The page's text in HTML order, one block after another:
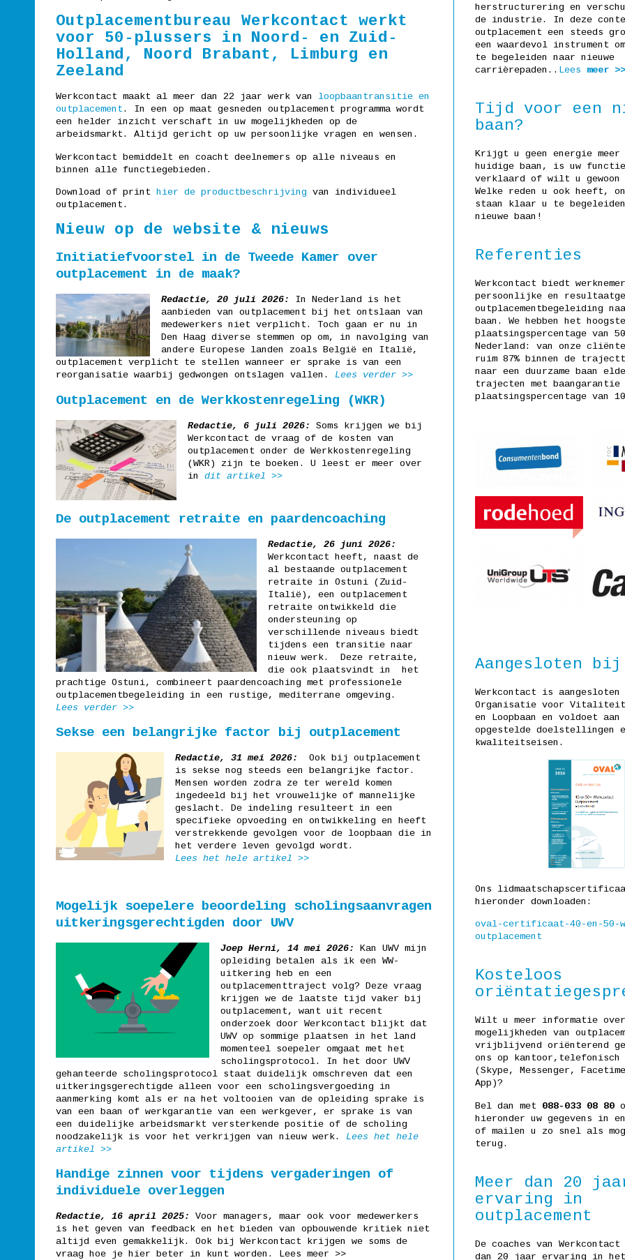
Outplacementbureau Werkcontact werkt
voor 50-plussers in Noord- en Zuid-
Holland, Noord Brabant, Limburg en
Zeeland
Werkcontact maakt al meer dan 22 jaar werk van loopbaantransitie en
outplacement. In een op maat gesneden outplacement programma wordt
een helder inzicht verschaft in uw mogelijkheden op de
arbeidsmarkt. Altijd gericht op uw persoonlijke vragen en wensen.
Werkcontact bemiddelt en coacht deelnemers op alle niveaus en
binnen alle functiegebieden.
Download of print hier de productbeschrijving van individueel
outplacement.
Nieuw op de website & nieuws
Initiatiefvoorstel in de Tweede Kamer over
outplacement in de maak?
Redactie, 20 juli 2026:
In Nederland is het
aanbieden van outplacement bij het ontslaan van
medewerkers niet verplicht. Toch gaan er nu in
Den Haag diverse stemmen op om, in navolging van
andere Europese landen zoals België en Italië,
outplacement verplicht te stellen wanneer er sprake is van een
reorganisatie waarbij gedwongen ontslagen vallen. Lees verder >>
Outplacement en de Werkkostenregeling (WKR)
Redactie, 6 juli 2026:
Soms krijgen we bij
Werkcontact de vraag of de kosten van
outplacement onder de Werkkostenregeling
(WKR) zijn te boeken. U leest er meer over
in dit artikel >>
De outplacement retraite en paardencoaching
Redactie, 26 juni 2026:
Werkcontact heeft, naast de
al bestaande outplacement
retraite in Ostuni (Zuid-
Italië), een outplacement
retraite ontwikkeld die
ondersteuning op
verschillende niveaus biedt
tijdens een transitie naar
nieuw werk. Deze retraite,
die ook plaatsvindt in het
prachtige Ostuni, combineert paardencoaching met professionele
outplacementbegeleiding in een rustige, mediterrane omgeving.
Lees verder >>
Sekse een belangrijke factor bij outplacement
Redactie, 31 mei 2026:
Ook bij outplacement
is sekse nog steeds een belangrijke factor.
Mensen worden zodra ze ter wereld komen
ingedeeld bij het vrouwelijke of mannelijke
geslacht. De indeling resulteert in een
specifieke opvoeding en ontwikkeling en heeft
verstrekkende gevolgen voor de loopbaan die in
het verdere leven gevolgd wordt.
Lees het hele artikel >>
Mogelijk soepelere beoordeling scholingsaanvragen
uitkeringsgerechtigden door UWV
Joep Herni, 14 mei 2026:
Kan UWV mijn
opleiding betalen als ik een WW-
uitkering heb en een
outplacementtraject volg? Deze vraag
krijgen we de laatste tijd vaker bij
outplacement, want uit recent
onderzoek door Werkcontact blijkt dat
UWV op sommige plaatsen in het land
momenteel soepeler omgaat met het
scholingsprotocol. In het door UWV
gehanteerde scholingsprotocol staat duidelijk omschreven dat een
uitkeringsgerechtigde alleen voor een scholingsvergoeding in
aanmerking komt als er na het voltooien van de opleiding sprake is
van een baan of werkgarantie van een werkgever, er sprake is van
een duidelijke arbeidsmarkt versterkende positie of de scholing
noodzakelijk is voor het verkrijgen van nieuw werk. Lees het hele
artikel >>
Handige zinnen voor tijdens vergaderingen of
individuele overleggen
Redactie, 16 april 2025:
Voor managers, maar ook voor medewerkers
is het geven van feedback en het bieden van opbouwende kritiek niet
altijd even gemakkelijk. Ook bij Werkcontact krijgen we soms de
vraag hoe je hier beter in kunt worden. Lees meer >>
herstructurering en
de industrie. In deze
outplacement een steeds
een waardevol instrument
te begeleiden naar nieuwe
carrièrepaden.. Lees meer >>
Tijd voor een
baan?
Krijgt u geen energie meer
huidige baan, is uw
verklaard of wilt u gewoon
Welke reden u ook heeft,
staan klaar u te
nieuwe baan!
Referenties
Werkcontact biedt
persoonlijke en
outplacementbegeleiding
baan. We hebben het hoogste
plaatsingspercentage van
Nederland: van onze
ruim 87% binnen de
naar een duurzame baan
trajecten met baangarantie
plaatsingspercentage van
Aangesloten bij
Werkcontact is
Organisatie voor
en Loopbaan en voldoet
opgestelde doelstellingen
kwaliteitseisen.
Ons
hieronder downloaden:
oval-certificaat-40-en-50-
outplacement
Kosteloos
Wilt u meer informatie
mogelijkheden van
vrijblijvend oriënterend
ons op
(Skype, Messenger,
App)?
Bel dan met 088-033 08 80
hieronder uw gegevens in
of mailen u zo snel als
terug.
Meer dan 20
ervaring in
outplacement
De coaches van Werkcontact
dan 20 jaar ervaring in